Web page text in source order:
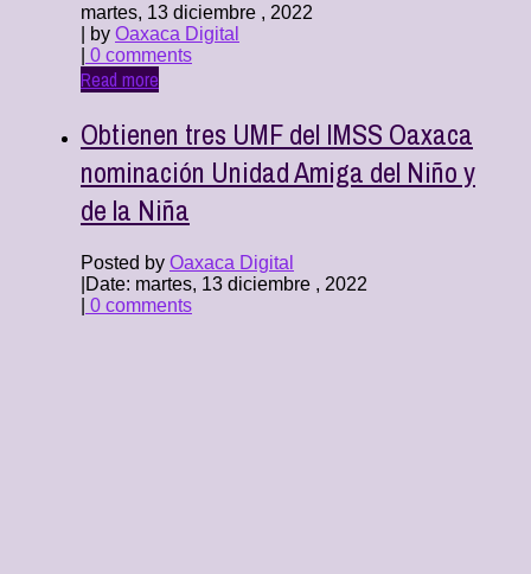
martes, 13 diciembre , 2022
| by Oaxaca Digital
0 comments
Read more
Obtienen tres UMF del IMSS Oaxaca
nominación Unidad Amiga del Niño y
de la Niña
Posted by Oaxaca Digital
Date: martes, 13 diciembre , 2022
0 comments